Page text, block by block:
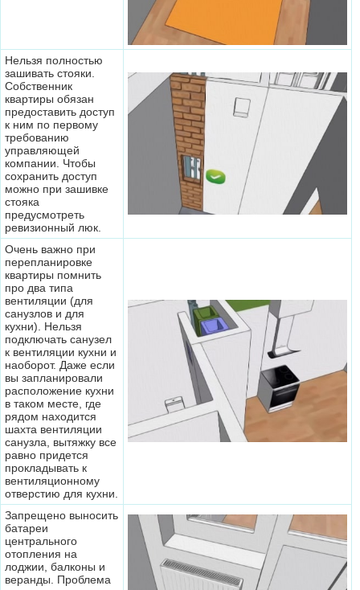
Нельзя полностью
зашивать стояки.
Собственник
квартиры обязан
предоставить доступ
к ним по первому
требованию
управляющей
компании. Чтобы
сохранить доступ
можно при зашивке
стояка
предусмотреть
ревизионный люк.
Очень важно при
перепланировке
квартиры помнить
про два типа
вентиляции (для
санузлов и для
кухни). Нельзя
подключать санузел
к вентиляции кухни и
наоборот. Даже если
вы запланировали
расположение кухни
в таком месте, где
рядом находится
шахта вентиляции
санузла, вытяжку все
равно придется
прокладывать к
вентиляционному
отверстию для кухни.
Запрещено выносить
батареи
центрального
отопления на
лоджии, балконы и
веранды. Проблема